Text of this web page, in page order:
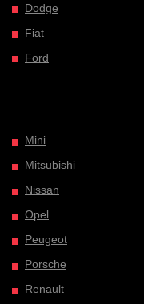
Dodge
Fiat
Ford
Mini
Mitsubishi
Nissan
Opel
Peugeot
Porsche
Renault